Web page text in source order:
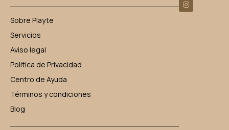
Sobre Playte
Servicios
Aviso legal
Politica de Privacidad
Centro de Ayuda
Términos y condiciones
Blog